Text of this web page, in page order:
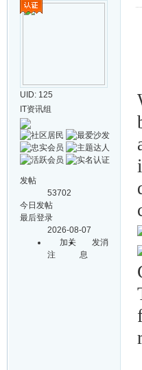
UID: 125
IT资讯组
发帖
53702
今日发帖
最后登录
2026-08-07
加关
注
发消
息